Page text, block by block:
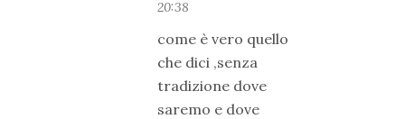
20:38
come è vero quello
che dici ,senza
tradizione dove
saremo e dove